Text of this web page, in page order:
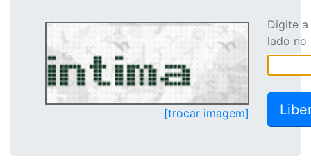
[trocar imagem]
Digite
lado no